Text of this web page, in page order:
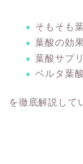
そもそも
葉酸の効
葉酸サプ
ベルタ葉
を徹底解説して